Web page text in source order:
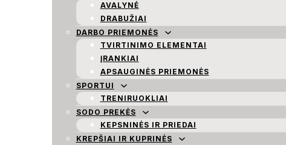
AVALYNĖ
DRABUŽIAI
DARBO PRIEMONĖS
TVIRTINIMO ELEMENTAI
ĮRANKIAI
APSAUGINĖS PRIEMONĖS
SPORTUI
TRENIRUOKLIAI
SODO PREKĖS
KEPSNINĖS IR PRIEDAI
KREPŠIAI IR KUPRINĖS